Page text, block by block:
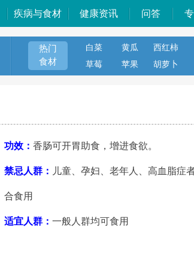
疾病与食材 健康资讯 问答
热门
食材
白菜 黄瓜
西红柿
草莓
苹果 胡萝卜
功效： 香肠可开胃助食，增进食欲。
禁忌人群： 儿童、孕妇、老年人、高血脂症
合食用
适宜人群： 一般人群均可食用